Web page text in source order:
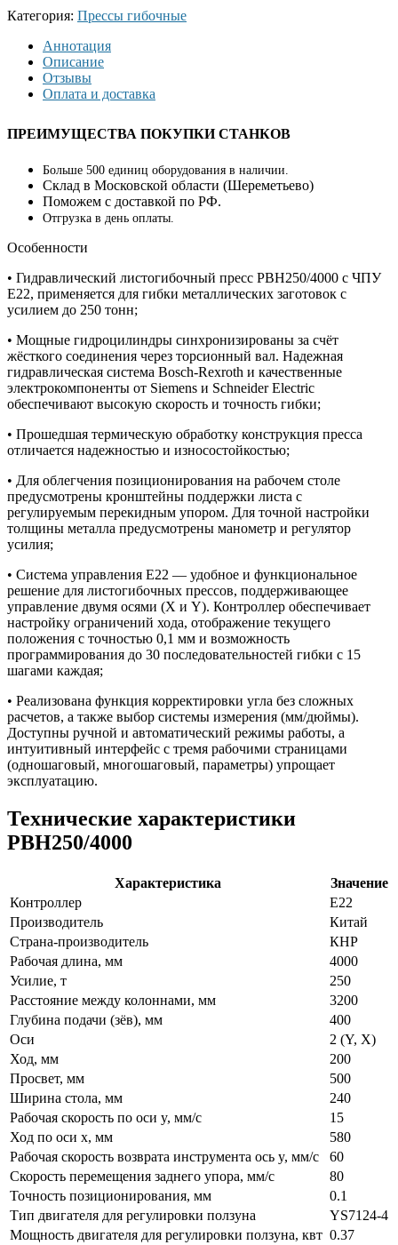
Категория: Прессы гибочные
Аннотация
Описание
Отзывы
Оплата и доставка
ПРЕИМУЩЕСТВА ПОКУПКИ СТАНКОВ
Больше 500 единиц оборудования в наличии.
Склад в Московской области (Шереметьево)
Поможем с доставкой по РФ.
Отгрузка в день оплаты.
Особенности
• Гидравлический листогибочный пресс PBH250/4000 с ЧПУ
E22, применяется для гибки металлических заготовок с
усилием до 250 тонн;
• Мощные гидроцилиндры синхронизированы за счёт
жёсткого соединения через торсионный вал. Надежная
гидравлическая система Bosch-Rexroth и качественные
электрокомпоненты от Siemens и Schneider Electric
обеспечивают высокую скорость и точность гибки;
• Прошедшая термическую обработку конструкция пресса
отличается надежностью и износостойкостью;
• Для облегчения позиционирования на рабочем столе
предусмотрены кронштейны поддержки листа с
регулируемым перекидным упором. Для точной настройки
толщины металла предусмотрены манометр и регулятор
усилия;
• Система управления E22 — удобное и функциональное
решение для листогибочных прессов, поддерживающее
управление двумя осями (X и Y). Контроллер обеспечивает
настройку ограничений хода, отображение текущего
положения с точностью 0,1 мм и возможность
программирования до 30 последовательностей гибки с 15
шагами каждая;
• Реализована функция корректировки угла без сложных
расчетов, а также выбор системы измерения (мм/дюймы).
Доступны ручной и автоматический режимы работы, а
интуитивный интерфейс с тремя рабочими страницами
(одношаговый, многошаговый, параметры) упрощает
эксплуатацию.
Технические характеристики
PBH250/4000
Характеристика
Значение
Контроллер
E22
Производитель
Китай
Страна-производитель
КНР
Рабочая длина, мм
4000
Усилие, т
250
Расстояние между колоннами, мм
3200
Глубина подачи (зёв), мм
400
Оси
2 (Y, X)
Ход, мм
200
Просвет, мм
500
Ширина стола, мм
240
Рабочая скорость по оси y, мм/с
15
Ход по оси х, мм
580
Рабочая скорость возврата инструмента ось y, мм/с
60
Скорость перемещения заднего упора, мм/с
80
Точность позиционирования, мм
0.1
Тип двигателя для регулировки ползуна
YS7124-4
Мощность двигателя для регулировки ползуна, квт 0.37